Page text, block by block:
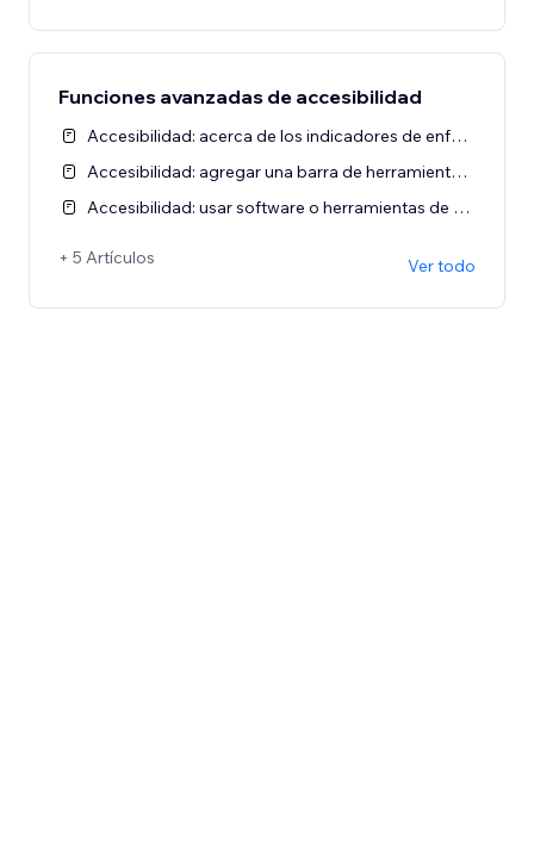
Funciones avanzadas de accesibilidad
Accesibilidad: acerca de los indicadores de enfoque (indicadores visuales)
Accesibilidad: agregar una barra de herramientas de accesibilidad a tu sitio
Accesibilidad: usar software o herramientas de verificación externas
+ 5 Artículos Ver todo